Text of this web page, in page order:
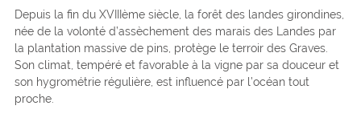
Depuis la fin du XVIIIème siècle, la forêt des landes girondines,
née de la volonté d’assèchement des marais des Landes par
la plantation massive de pins, protège le terroir des Graves.
Son climat, tempéré et favorable à la vigne par sa douceur et
son hygrométrie régulière, est influencé par l’océan tout
proche.